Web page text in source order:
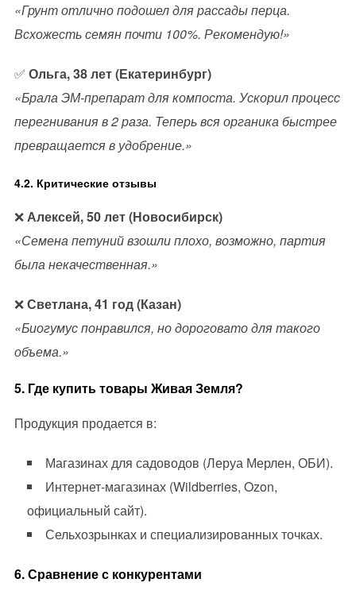
«Грунт отлично подошел для рассады перца.
Всхожесть семян почти 100%. Рекомендую!»
✅ Ольга, 38 лет (Екатеринбург)
«Брала ЭМ-препарат для компоста. Ускорил процесс
перегнивания в 2 раза. Теперь вся органика быстрее
превращается в удобрение.»
4.2. Критические отзывы
❌Алексей, 50 лет (Новосибирск)
«Семена петуний взошли плохо, возможно, партия
была некачественная.»
❌Светлана, 41 год (Казан)
«Биогумус понравился, но дороговато для такого
объема.»
5. Где купить товары Живая Земля?
Продукция продается в:
Магазинах для садоводов (Леруа Мерлен, ОБИ).
Интернет-магазинах (Wildberries, Ozon,
официальный сайт).
Сельхозрынках и специализированных точках.
6. Сравнение с конкурентами